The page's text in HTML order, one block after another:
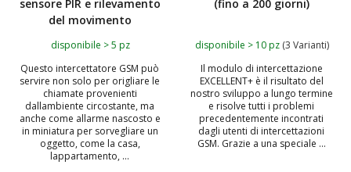
sensore PIR e rilevamento
del movimento
disponibile > 5 pz
Questo intercettatore GSM può
servire non solo per origliare le
chiamate provenienti
dallambiente circostante, ma
anche come allarme nascosto e
in miniatura per sorvegliare un
oggetto, come la casa,
lappartamento, ...
(fino a 200 giorni)
disponibile > 10 pz (3 Varianti)
Il modulo di intercettazione
EXCELLENT+ è il risultato del
nostro sviluppo a lungo termine
e risolve tutti i problemi
precedentemente incontrati
dagli utenti di intercettazioni
GSM. Grazie a una speciale ...